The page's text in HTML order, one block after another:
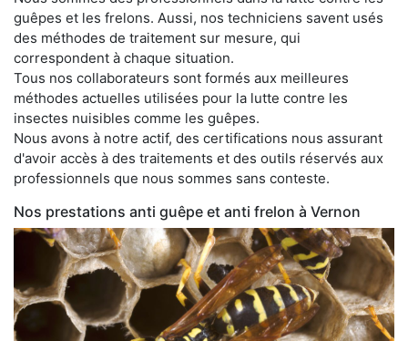
guêpes et les frelons. Aussi, nos techniciens savent usés
des méthodes de traitement sur mesure, qui
correspondent à chaque situation.
Tous nos collaborateurs sont formés aux meilleures
méthodes actuelles utilisées pour la lutte contre les
insectes nuisibles comme les guêpes.
Nous avons à notre actif, des certifications nous assurant
d'avoir accès à des traitements et des outils réservés aux
professionnels que nous sommes sans conteste.
Nos prestations anti guêpe et anti frelon à Vernon